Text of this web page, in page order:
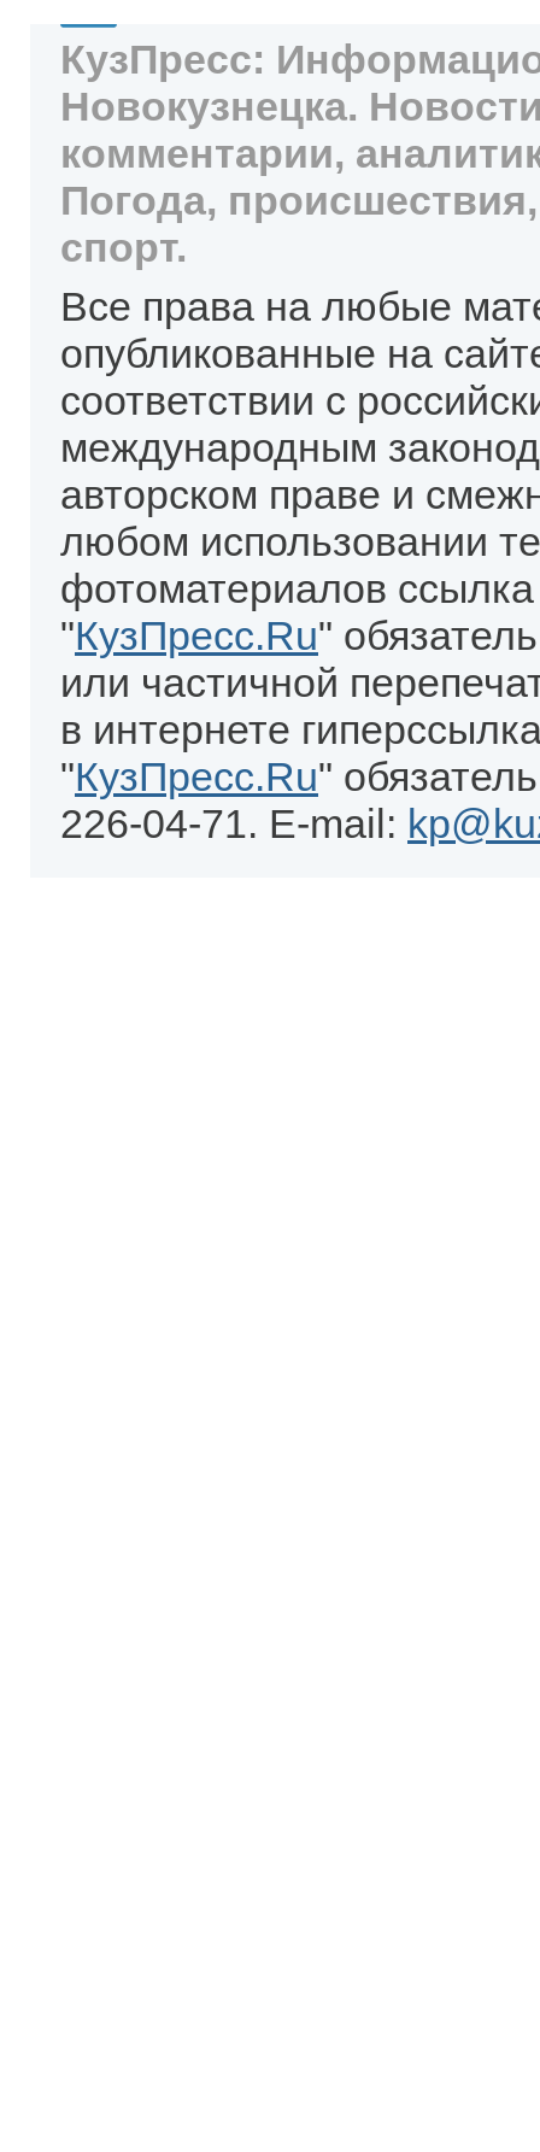
КузПресс:
Новокузнецка.
комментарии,
Погода,
спорт.
Все права на любые
опубликованные на
соответствии с
международным
авторском праве и
любом использовании
фотоматериалов
"КузПресс.Ru"
или частичной
в интернете
"КузПресс.Ru"
226-04-71. E-mail: